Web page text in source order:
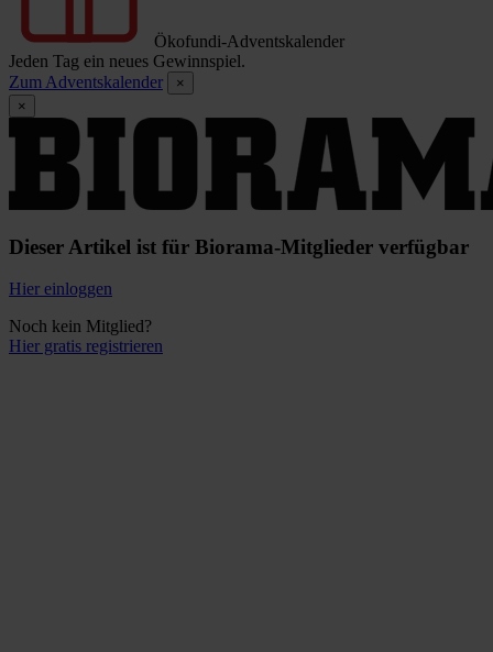
Ökofundi-Adventskalender
Jeden Tag ein neues Gewinnspiel.
Zum Adventskalender
×
×
Dieser Artikel ist für Biorama-Mitglieder verfügbar
Hier einloggen
Noch kein Mitglied?
Hier gratis registrieren